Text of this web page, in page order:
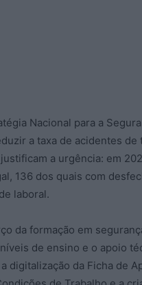
Nacional para a
a taxa de acidentes de
a urgência: em
136 dos quais com
laboral.
da formação em
de ensino e o apoio
digitalização da Ficha de